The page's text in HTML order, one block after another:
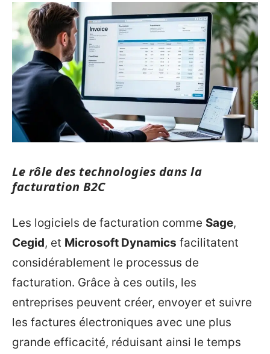
Le rôle des technologies dans la
facturation B2C
Les logiciels de facturation comme Sage,
Cegid, et Microsoft Dynamics facilitatent
considérablement le processus de
facturation. Grâce à ces outils, les
entreprises peuvent créer, envoyer et suivre
les factures électroniques avec une plus
grande efficacité, réduisant ainsi le temps